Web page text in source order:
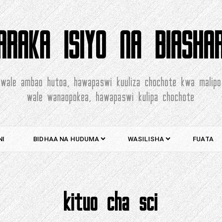
ISIYO NA
wale ambao hutoa, hawapaswi kuuliza chochote kwa malipo
wale wanaopokea, hawapaswi kulipa chochote
BIDHAA NA HUDUMA WASILISHA FUATA
kituo cha sci